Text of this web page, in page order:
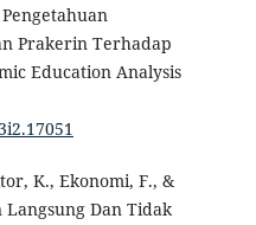
Prakerin Terhadap
Education Analysis
K., Ekonomi, F., &
Dan Tidak